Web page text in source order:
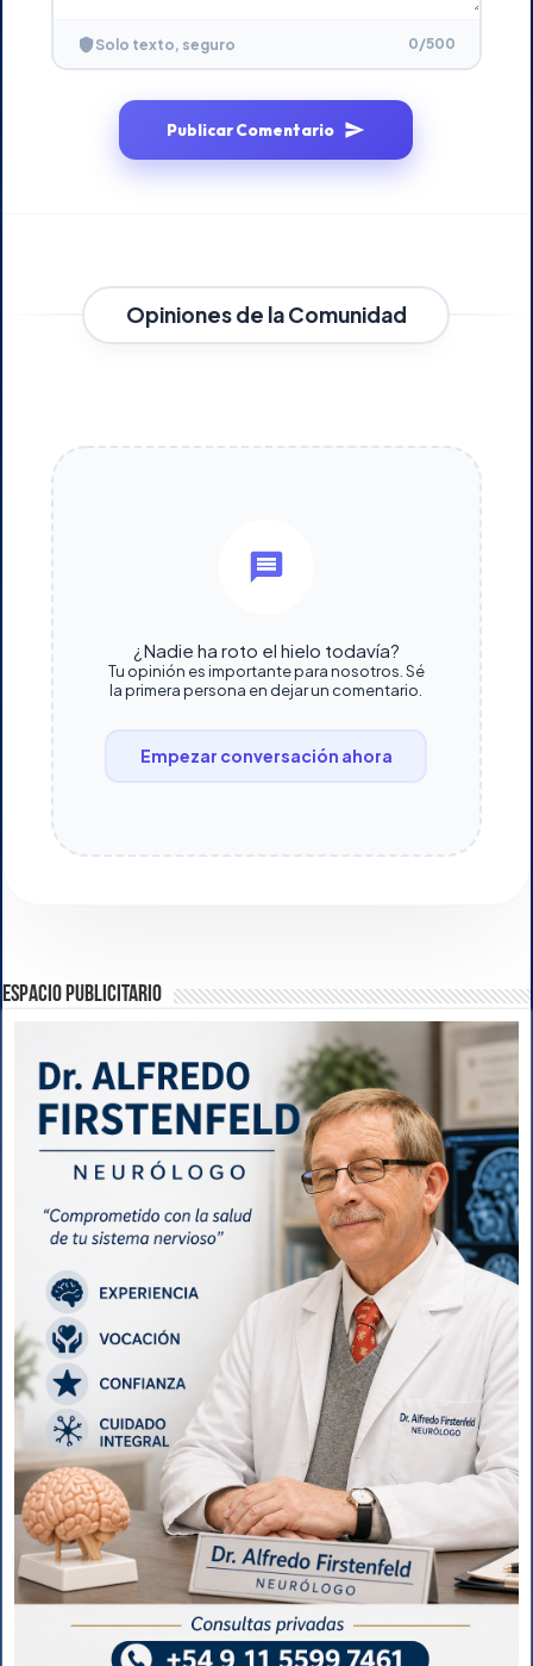
Solo texto, seguro 0/500
Publicar Comentario
Opiniones de la Comunidad
¿Nadie ha roto el hielo todavía?
Tu opinión es importante para nosotros. Sé
la primera persona en dejar un comentario.
Empezar conversación ahora
ESPACIO PUBLICITARIO